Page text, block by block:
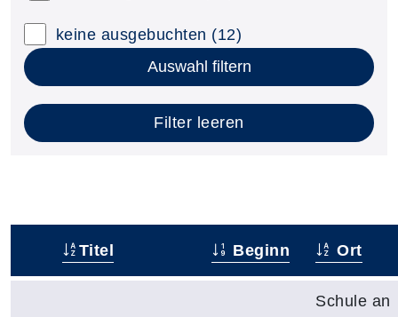
keine ausgebuchten (12)
Auswahl filtern
Filter leeren
Titel Beginn Ort
Schule an